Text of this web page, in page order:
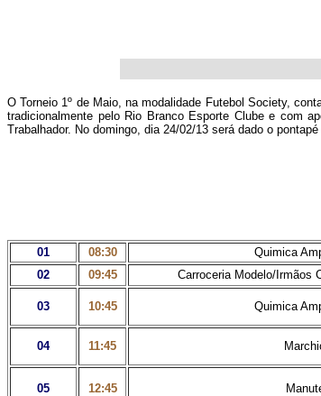
O Torneio 1º de Maio, na modalidade Futebol Society,
tradicionalmente pelo Rio Branco Esporte Clube e com
Trabalhador. No domingo, dia 24/02/13 será dado o
01 08:30 Quimica
02
09:45 Carroceria Modelo/Irmãos
03 10:45 Quimica
04 11:45
05 12:45